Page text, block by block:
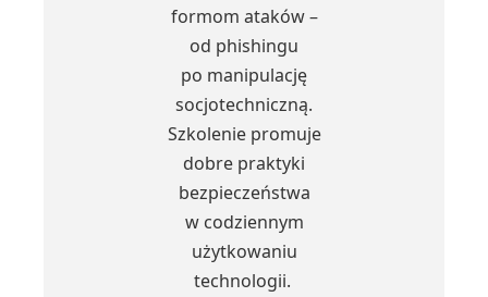
formom ataków –
od phishingu
po manipulację
socjotechniczną.
Szkolenie promuje
dobre praktyki
bezpieczeństwa
w codziennym
użytkowaniu
technologii.